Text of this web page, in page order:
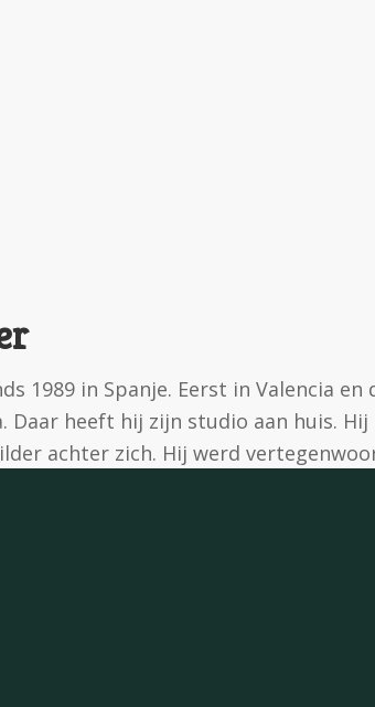
1989 in Spanje. Eerst in Valencia en
Daar heeft hij zijn studio aan huis. Hij
achter zich. Hij werd